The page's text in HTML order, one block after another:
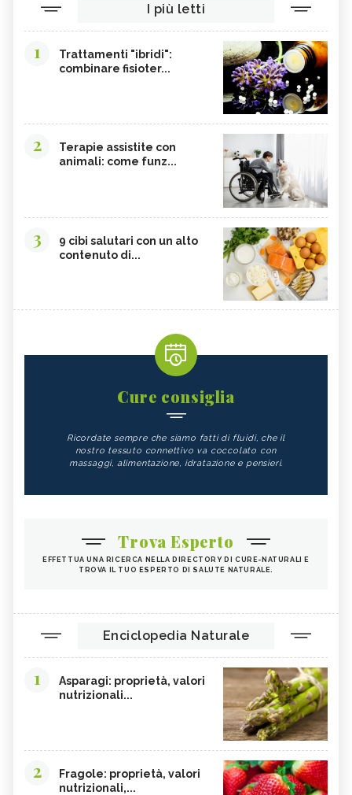
I più letti
1
Trattamenti "ibridi":
combinare fisioter...
2
Terapie assistite con
animali: come funz...
3
9 cibi salutari con un alto
contenuto di...
Cure consiglia
Ricordate sempre che siamo fatti di fluidi, che il
nostro tessuto connettivo va coccolato con
massaggi, alimentazione, idratazione e pensieri.
Trova Esperto
EFFETTUA UNA RICERCA NELLA DIRECTORY DI CURE-NATURALI E
TROVA IL TUO ESPERTO DI SALUTE NATURALE.
Enciclopedia Naturale
1
Asparagi: proprietà, valori
nutrizionali...
2
Fragole: proprietà, valori
nutrizionali,...